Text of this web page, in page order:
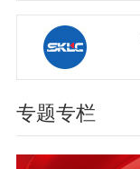
专题专栏